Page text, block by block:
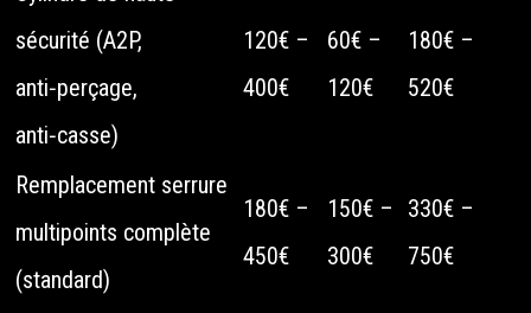
sécurité (A2P,
anti‑perçage,
anti‑casse)
120€ –
400€
60€ –
120€
180€ –
520€
Remplacement serrure
multipoints complète
(standard)
180€ –
450€
150€ –
300€
330€ –
750€